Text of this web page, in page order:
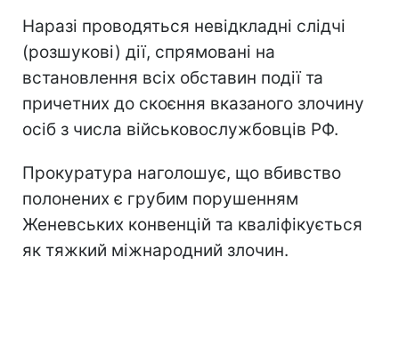
Наразі проводяться невідкладні слідчі
(розшукові) дії, спрямовані на
встановлення всіх обставин події та
причетних до скоєння вказаного злочину
осіб з числа військовослужбовців РФ.
Прокуратура наголошує, що вбивство
полонених є грубим порушенням
Женевських конвенцій та кваліфікується
як тяжкий міжнародний злочин.